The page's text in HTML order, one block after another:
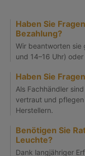
Haben Sie
Bezahlung?
Wir beantworten sie
und 14–16 Uhr)
Haben Sie
Als Fachhändler
vertraut und
Herstellern.
Benötigen Sie
Leuchte?
Dank langjähriger